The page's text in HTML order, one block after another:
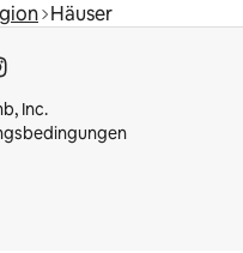
Häuser
Inc.